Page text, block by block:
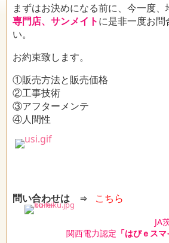
まずはお決めになる前に、今一度
専門店、サンメイトに是非一度お問
い。
お約束致します。
①販売方法と販売価格
②工事技術
③アフターメンテ
④人間性
問い合わせは
⇒ こちら
JA
関西電力認定 「はぴｅスマ